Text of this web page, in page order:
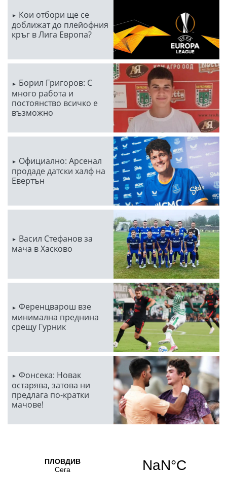
Кои отбори ще се
доближат до плейофния
кръг в Лига Европа?
Борил Григоров: С
много работа и
постоянство всичко е
възможно
Официално: Арсенал
продаде датски халф на
Евертън
Васил Стефанов за
мача в Хасково
Ференцварош взе
минимална преднина
срещу Гурник
Фонсека: Новак
остарява, затова ни
предлага по-кратки
мачове!